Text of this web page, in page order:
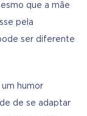
que a mãe
pela
ser diferente
humor
de se adaptar